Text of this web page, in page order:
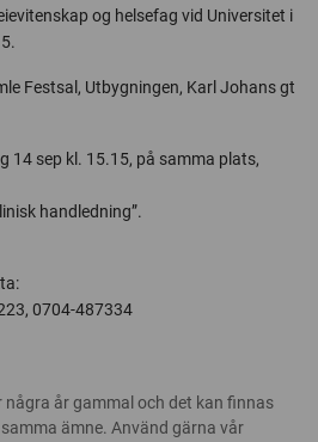
og helsefag vid Universitet i
Festsal, Utbygningen, Karl Johans gt
14 sep kl. 15.15, på samma plats,
handledning”.
0704-487334
några år gammal och det kan finnas
ämne. Använd gärna vår